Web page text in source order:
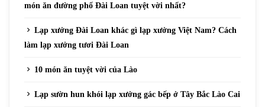
món ăn đường phố Đài Loan tuyệt vời nhất?
Lạp xưởng Đài Loan khác gì lạp xưởng Việt Nam? Cách
làm lạp xưởng tươi Đài Loan
10 món ăn tuyệt vời của Lào
Lạp sườn hun khói lạp xưởng gác bếp ở Tây Bắc Lào Cai